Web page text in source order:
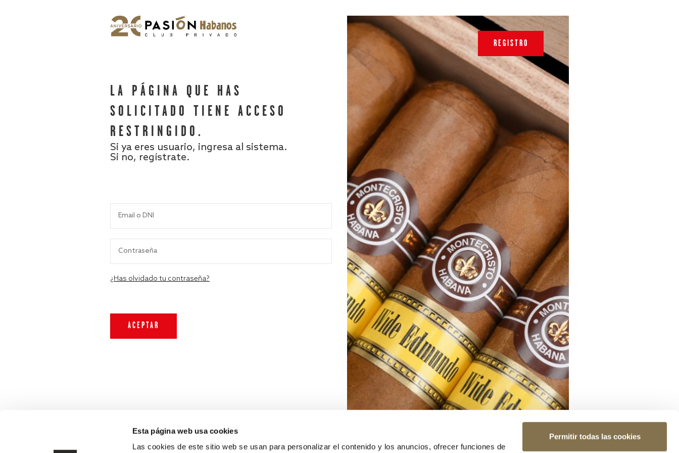
Esta página web usa cookies
Las cookies de este sitio web se usan para personalizar el contenido y los anuncios, ofrecer funciones de
Permitir todas las cookies
LA PÁGINA QUE HAS
SOLICITADO TIENE ACCESO
RESTRINGIDO.
Si ya eres usuario, ingresa al sistema.
Si no, regístrate.
¿Has olvidado tu contraseña?
REGISTRO